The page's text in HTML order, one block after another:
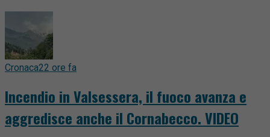
Cronaca22 ore fa
Incendio in Valsessera, il fuoco avanza e
aggredisce anche il Cornabecco. VIDEO